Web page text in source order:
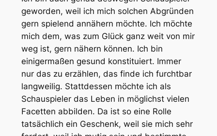
geworden, weil ich mich solchen Abgründen
gern spielend annähern möchte. Ich möchte
mich dem, was zum Glück ganz weit von mir
weg ist, gern nähern können. Ich bin
einigermaßen gesund konstituiert. Immer
nur das zu erzählen, das finde ich furchtbar
langweilig. Stattdessen möchte ich als
Schauspieler das Leben in möglichst vielen
Facetten abbilden. Da ist so eine Rolle
tatsächlich ein Geschenk, weil sie mich sehr